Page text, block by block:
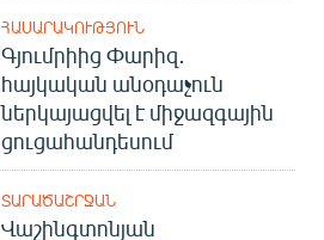
ՀԱՍԱՐԱԿՈՒԹՅՈՒՆ
Գյումրիից Փարիզ․
հայկական անօդաչուն
ներկայացվել է միջազգային
ցուցահանդեսում
ՏԱՐԱԾԱՇՐՋԱՆ
Վաշինգտոնյան